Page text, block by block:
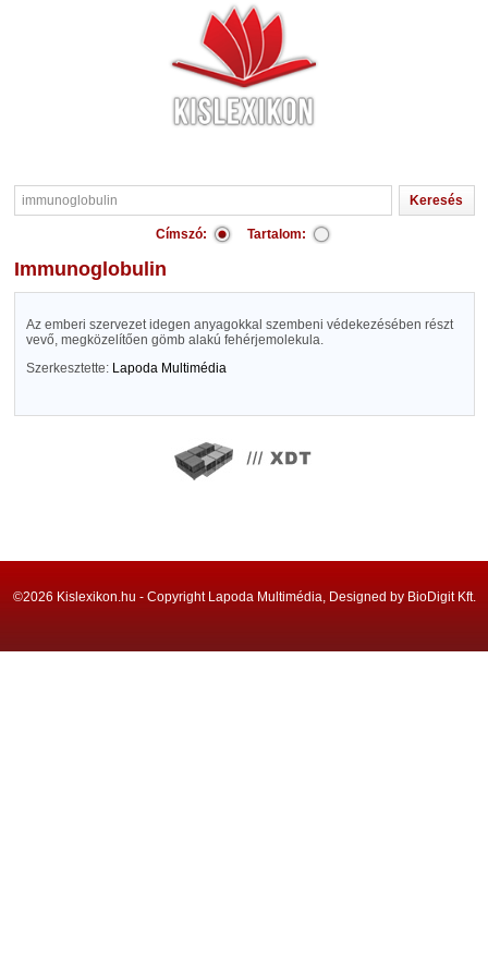
Címszó: Tartalom:
immunoglobulin
Az emberi szervezet idegen anyagokkal szembeni védekezésében részt
vevő, megközelítően gömb alakú fehérjemolekula.
Szerkesztette: Lapoda Multimédia
©2026 Kislexikon.hu - Copyright Lapoda Multimédia, Designed by BioDigit Kft.